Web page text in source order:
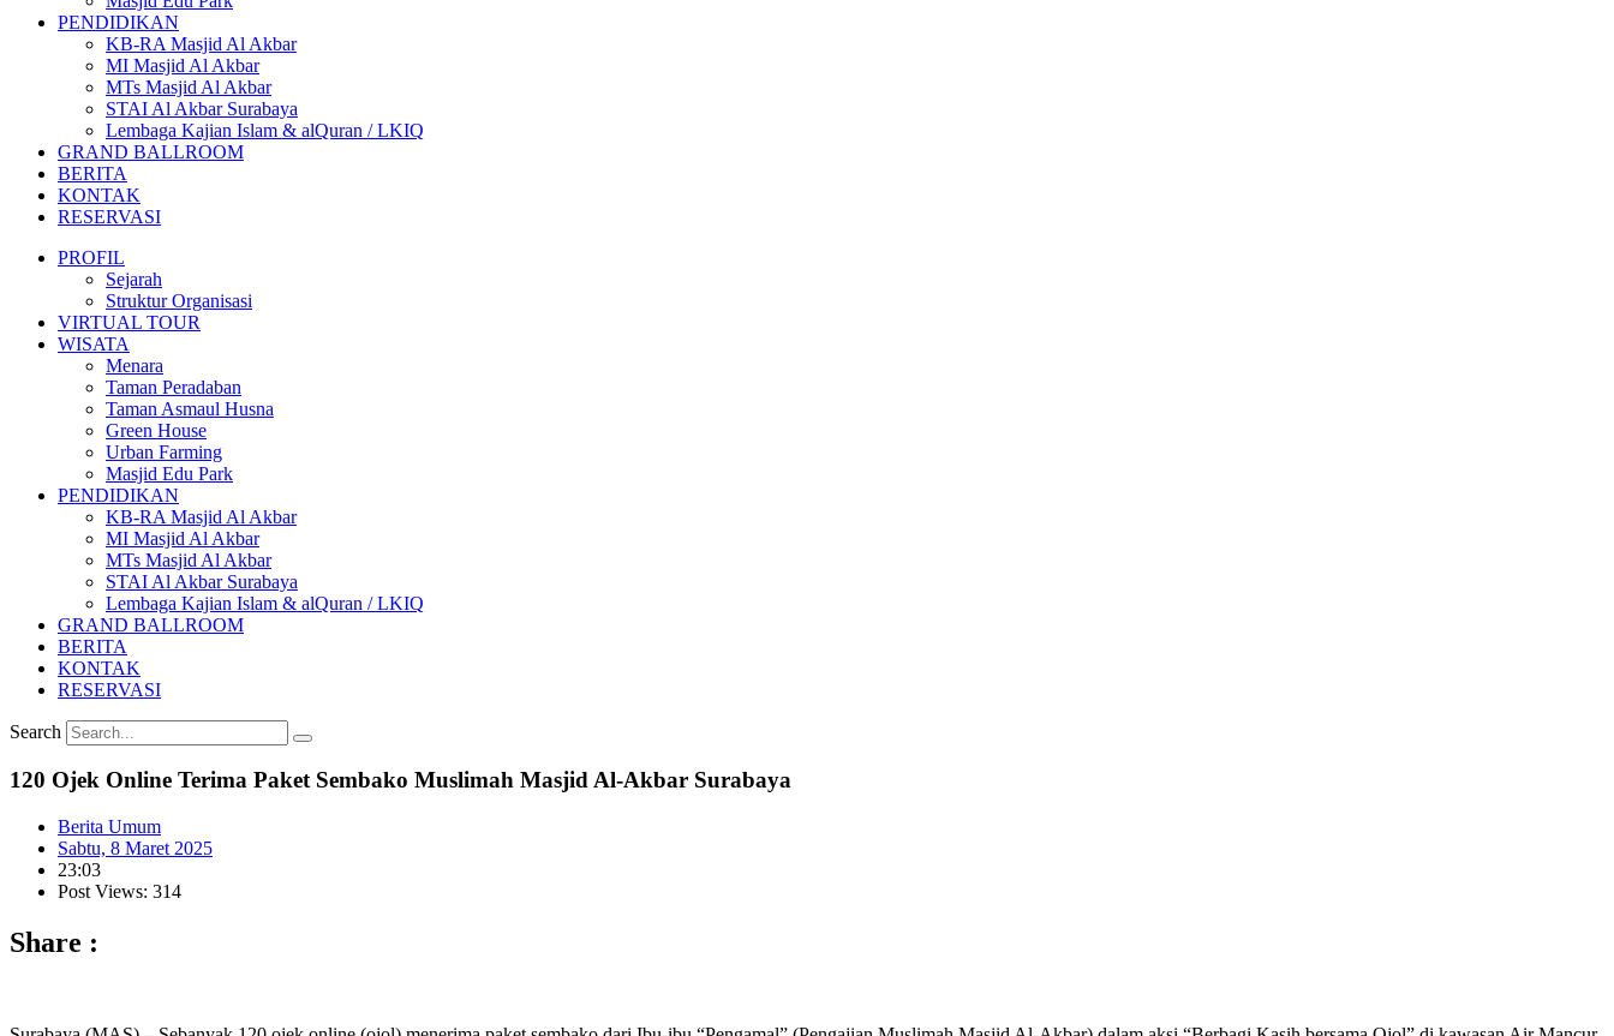
PENDIDIKAN
KB-RA Masjid Al Akbar
MI Masjid Al Akbar
MTs Masjid Al Akbar
STAI Al Akbar Surabaya
Lembaga Kajian Islam & alQuran / LKIQ
GRAND BALLROOM
BERITA
KONTAK
RESERVASI
PROFIL
Sejarah
Struktur Organisasi
VIRTUAL TOUR
WISATA
Menara
Taman Peradaban
Taman Asmaul Husna
Green House
Urban Farming
Masjid Edu Park
PENDIDIKAN
KB-RA Masjid Al Akbar
MI Masjid Al Akbar
MTs Masjid Al Akbar
STAI Al Akbar Surabaya
Lembaga Kajian Islam & alQuran / LKIQ
GRAND BALLROOM
BERITA
KONTAK
RESERVASI
Search
120 Ojek Online Terima Paket Sembako Muslimah Masjid Al-Akbar Surabaya
Berita Umum
Sabtu, 8 Maret 2025
23:03
Post Views: 314
Share :